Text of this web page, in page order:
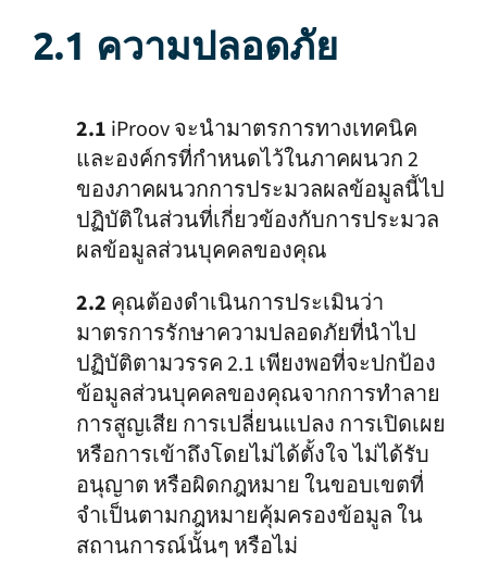
2.1 ความปลอดภัย
2.1 iProov จะนำมาตรการทางเทคนิค
และองค์กรที่กำหนดไว้ในภาคผนวก 2
ของภาคผนวกการประมวลผลข้อมูลนี้ไป
ปฏิบัติในส่วนที่เกี่ยวข้องกับการประมวล
ผลข้อมูลส่วนบุคคลของคุณ
2.2 คุณต้องดำเนินการประเมินว่า
มาตรการรักษาความปลอดภัยที่นำไป
ปฏิบัติตามวรรค 2.1 เพียงพอที่จะปกป้อง
ข้อมูลส่วนบุคคลของคุณจากการทำลาย
การสูญเสีย การเปลี่ยนแปลง การเปิดเผย
หรือการเข้าถึงโดยไม่ได้ตั้งใจ ไม่ได้รับ
อนุญาต หรือผิดกฎหมาย ในขอบเขตที่
จำเป็นตามกฎหมายคุ้มครองข้อมูล ใน
สถานการณ์นั้นๆ หรือไม่